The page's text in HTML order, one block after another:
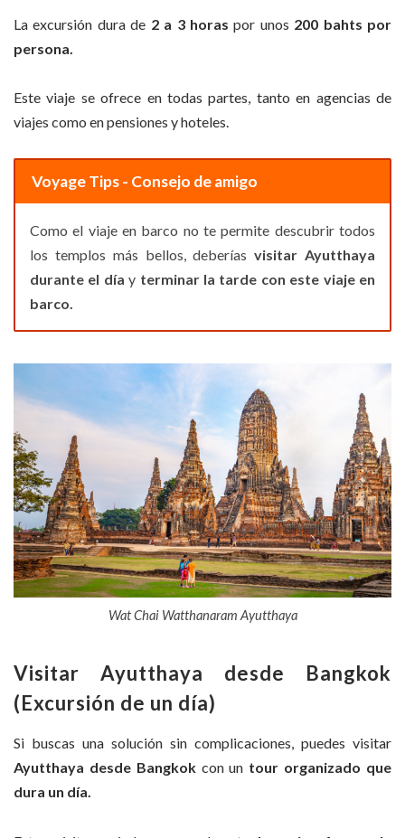
La excursión dura de 2 a 3 horas por unos 200 bahts por
persona.
Este viaje se ofrece en todas partes, tanto en agencias de
viajes como en pensiones y hoteles.
Voyage Tips - Consejo de amigo
Como el viaje en barco no te permite descubrir todos
los templos más bellos, deberíasvisitar Ayutthaya
durante el día y terminar la tarde con este viaje en
barco.
Wat Chai Watthanaram Ayutthaya
Visitar Ayutthaya desde Bangkok
(Excursión de un día)
Si buscas una solución sin complicaciones, puedes visitar
Ayutthaya desde Bangkokcon un tour organizado que
dura un día.